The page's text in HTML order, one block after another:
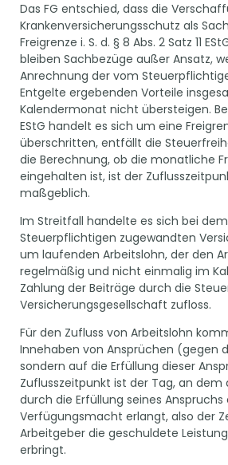
Das FG entschied, dass die
Krankenversicherungsschutz als
Freigrenze i. S. d. § 8 Abs. 2 Satz 11
bleiben Sachbezüge außer Ansatz,
Anrechnung der vom
Entgelte ergebenden Vorteile
Kalendermonat nicht übersteigen. Bei
EStG handelt es sich um eine
überschritten, entfällt die
die Berechnung, ob die monatliche
eingehalten ist, ist der
maßgeblich.
Im Streitfall handelte es sich bei
Steuerpflichtigen zugewandten
um laufenden Arbeitslohn, der den
regelmäßig und nicht einmalig im
Zahlung der Beiträge durch die
Versicherungsgesellschaft zufloss.
Für den Zufluss von Arbeitslohn
Innehaben von Ansprüchen (gegen
sondern auf die Erfüllung dieser
Zuflusszeitpunkt ist der Tag, an
durch die Erfüllung seines
Verfügungsmacht erlangt, also der
Arbeitgeber die geschuldete
erbringt.